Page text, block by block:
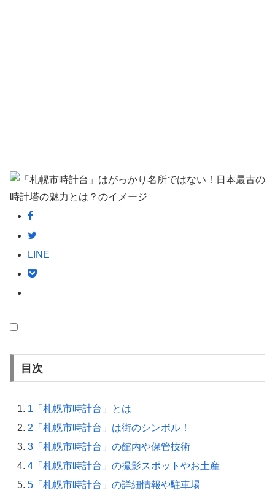
LINE
目次
1 「札幌市時計台」とは
2 「札幌市時計台」は街のシンボル！
3 「札幌市時計台」の館内や保管技術
4 「札幌市時計台」の撮影スポットやお土産
5 「札幌市時計台」の詳細情報や駐車場